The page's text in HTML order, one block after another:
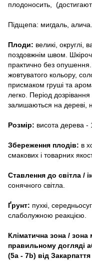
плодоносить,
Підщепа: мигдаль, алича.
Плоди: великі, округлі,
поздовжнім швом.
практично без опушення.
жовтуватого кольору,
присмаком груші та
легко. Період
залишаються на дереві,
Розмір: висота дерева
Збереження плодів: в
смакових і товарних
Ставлення до світла /
сонячного світла.
Ґрунт: пухкі,
слаболужною реакцією.
Кліматична зона / зона
правильному догляді
(5a - 7b) від